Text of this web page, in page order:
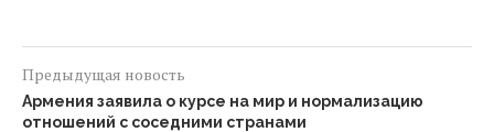
Предыдущая новость
Армения заявила о курсе на мир и нормализацию
отношений с соседними странами